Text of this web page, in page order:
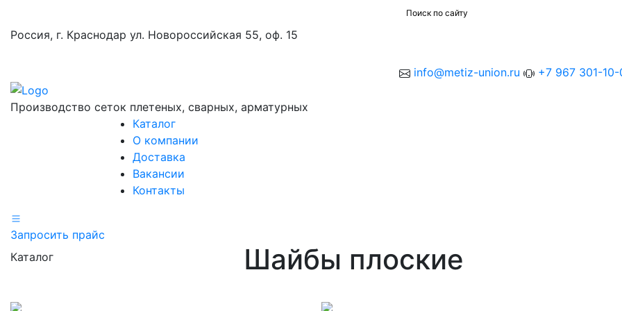
Россия, г. Краснодар ул. Новороссийская 55, оф. 15
info@metiz-union.ru +7 967 301-10-
Производство сеток плетеных, сварных, арматурных
Каталог
О компании
Доставка
Вакансии
Контакты
Запросить прайс
Каталог
Шайбы плоские